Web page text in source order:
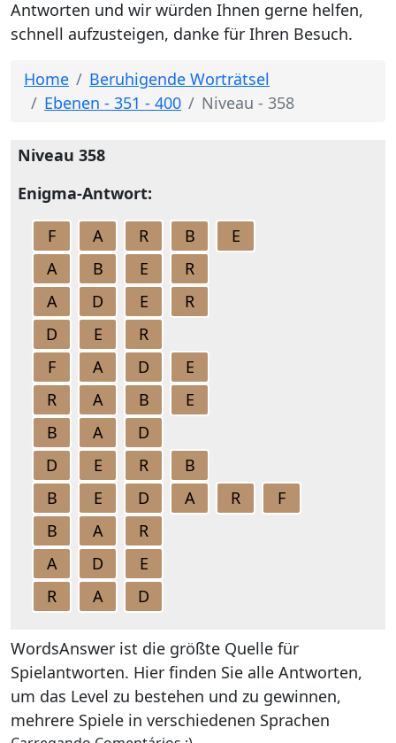
Antworten und wir würden Ihnen gerne helfen,
schnell aufzusteigen, danke für Ihren Besuch.
Home
Beruhigende Worträtsel
Ebenen - 351 - 400
Niveau - 358
Niveau 358
Enigma-Antwort:
F
A R B
E
A
B E
R
A
D E
R
D
E
R
F
A D
E
R
A B
E
B
A
D
D
E R
B
B
E D A R
F
B
A
R
A
D
E
R
A D
WordsAnswer ist die größte Quelle für
Spielantworten. Hier finden Sie alle Antworten,
um das Level zu bestehen und zu gewinnen,
mehrere Spiele in verschiedenen Sprachen